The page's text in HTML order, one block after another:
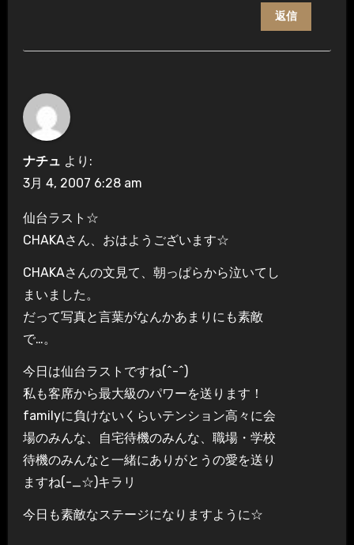
返信
ナチュ より:
3月 4, 2007 6:28 am
仙台ラスト☆
CHAKAさん、おはようございます☆
CHAKAさんの文見て、朝っぱらから泣いてし
まいました。
だって写真と言葉がなんかあまりにも素敵
で…。
今日は仙台ラストですね(^-^)
私も客席から最大級のパワーを送ります！
familyに負けないくらいテンション高々に会
場のみんな、自宅待機のみんな、職場・学校
待機のみんなと一緒にありがとうの愛を送り
ますね(-_☆)キラリ
今日も素敵なステージになりますように☆